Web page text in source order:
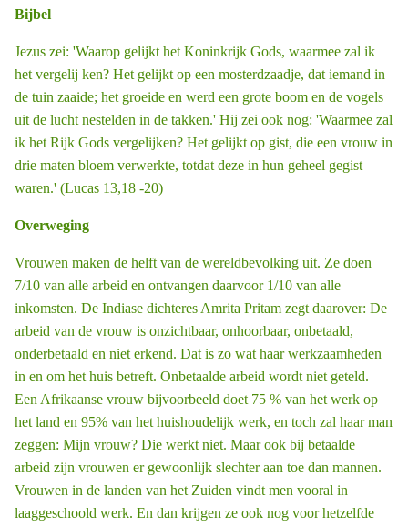
Bijbel
Jezus zei: 'Waarop gelijkt het Koninkrijk Gods, waarmee zal ik
het vergelij ­ken? Het gelijkt op een mosterdzaadje, dat iemand in
de tuin zaaide; het groeide en werd een grote boom en de vogels
uit de lucht nestelden in de takken.' Hij zei ook nog: 'Waarmee zal
ik het Rijk Gods vergelijken? Het gelijkt op gist, die een vrouw in
drie maten bloem verwerkte, totdat deze in hun geheel gegist
waren.' (Lucas 13,18 -20)
Overweging
Vrouwen maken de helft van de wereldbevolking uit. Ze doen
7/10 van alle arbeid en ontvangen daarvoor 1/10 van alle
inkomsten. De Indiase dichteres Amrita Pritam zegt daarover: De
arbeid van de vrouw is onzichtbaar, onhoorbaar, onbetaald,
onderbetaald en niet erkend. Dat is zo wat haar werkzaamheden
in en om het huis betreft. Onbetaalde arbeid wordt niet geteld.
Een Afrikaanse vrouw bijvoorbeeld doet 75 % van het werk op
het land en 95% van het huishoudelijk werk, en toch zal haar man
zeggen: Mijn vrouw? Die werkt niet. Maar ook bij betaalde
arbeid zijn vrouwen er gewoonlijk slechter aan toe dan mannen.
Vrouwen in de landen van het Zuiden vindt men vooral in
laaggeschoold werk. En dan krijgen ze ook nog voor hetzelfde